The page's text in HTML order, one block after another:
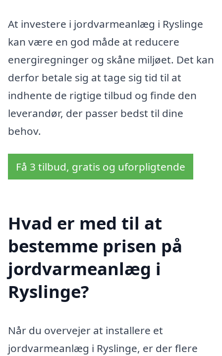
At investere i jordvarmeanlæg i Ryslinge
kan være en god måde at reducere
energiregninger og skåne miljøet. Det kan
derfor betale sig at tage sig tid til at
indhente de rigtige tilbud og finde den
leverandør, der passer bedst til dine
behov.
Få 3 tilbud, gratis og uforpligtende
Hvad er med til at
bestemme prisen på
jordvarmeanlæg i
Ryslinge?
Når du overvejer at installere et
jordvarmeanlæg i Ryslinge, er der flere